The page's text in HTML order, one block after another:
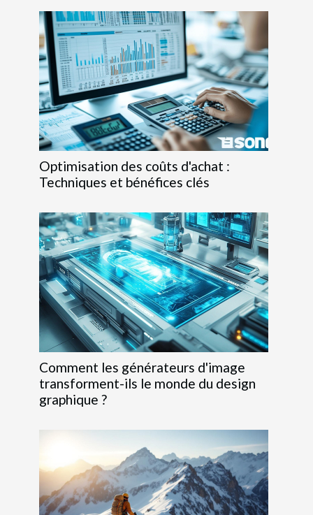
Optimisation des coûts d'achat :
Techniques et bénéfices clés
Comment les générateurs d'image
transforment-ils le monde du design
graphique ?